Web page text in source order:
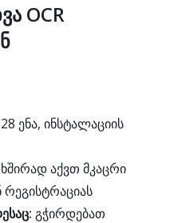
OCR
ენა, ინსტალაციის
ხშირად აქვთ მკაცრი
რეგისტრაციას
გჭირდებათ